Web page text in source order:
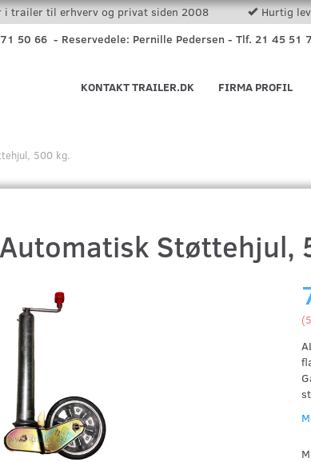
i trailer til erhverv og privat siden 2008
Hurtig
50 66 - Reservedele: Pernille Pedersen - Tlf. 21 45 51
FIRMA PROFIL
KONTAKT TRAILER.DK
500 kg.
Støttehjul,
(